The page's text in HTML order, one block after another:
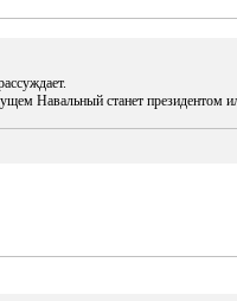
Навальный станет президентом